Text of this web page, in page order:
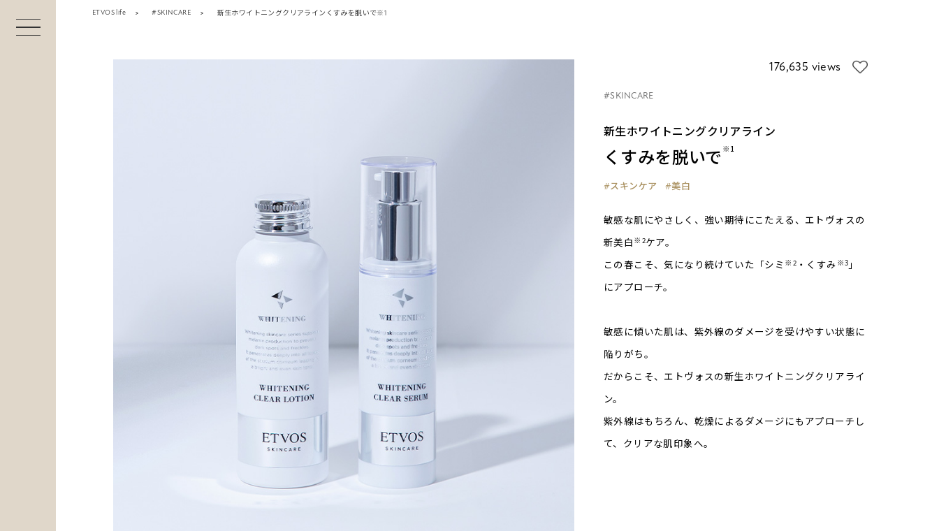
ETVOS life #SKINCARE 新生ホワイトニングクリアラインくすみを脱いで※1
176,635 views
#SKINCARE
新生ホワイトニングクリアライン
くすみを脱いで ※1
#スキンケア #美白
敏感な肌にやさしく、強い期待にこたえる、エトヴォスの
新美白 ※2ケア。
この春こそ、気になり続けていた「シミ ※2 ・くすみ ※3 」
にアプローチ。
敏感に傾いた肌は、紫外線のダメージを受けやすい状態に
陥りがち。
だからこそ、エトヴォスの新生ホワイトニングクリアライ
ン。
紫外線はもちろん、乾燥によるダメージにもアプローチし
て、クリアな肌印象へ。